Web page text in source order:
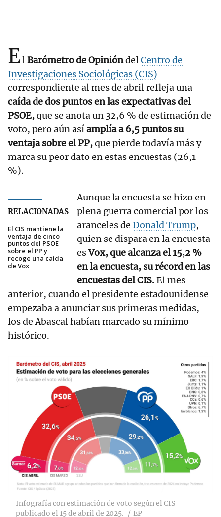
ElBarómetro de OpinióndelCentro de
Investigaciones Sociológicas (CIS)
correspondiente al mes de abril refleja una
caída de dos puntos en las expectativas del
PSOE,que se anota un 32,6 % de estimación de
voto, pero aún asíamplía a 6,5 puntos su
ventaja sobre el PP,que pierde todavía más y
marca su peor dato en estas encuestas (26,1
%).
RELACIONADAS
El CIS mantiene la
ventaja de cinco
puntos del PSOE
sobre el PP y
recoge una caída
de Vox
Aunque la encuesta se hizo en
plena guerra comercial por los
aranceles de Donald Trump,
quien se dispara en la encuesta
esVox, que alcanza el 15,2 %
en la encuesta, su récord en las
encuestas del CIS.El mes
anterior, cuando el presidente estadounidense
empezaba a anunciar sus primeras medidas,
los de Abascal habían marcado su mínimo
histórico.
Infografía con estimación de voto según el CIS
publicado el 15 de abril de 2025.
EP